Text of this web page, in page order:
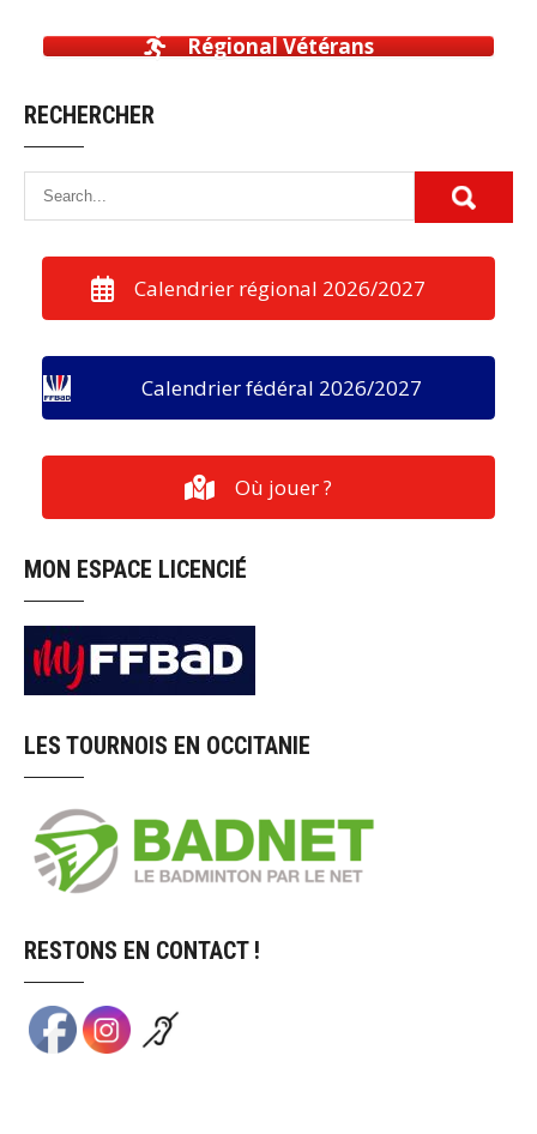
Régional Vétérans
RECHERCHER
Calendrier régional 2026/2027
Calendrier fédéral 2026/2027
Où jouer ?
MON ESPACE LICENCIÉ
LES TOURNOIS EN OCCITANIE
RESTONS EN CONTACT !